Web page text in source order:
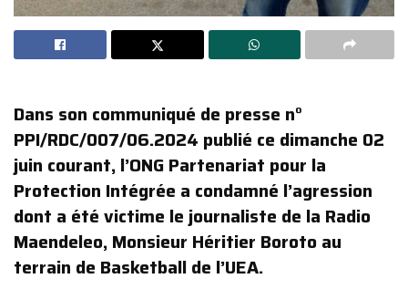
Dans son communiqué de presse n°
PPI/RDC/007/06.2024 publié ce dimanche 02
juin courant, l’ONG Partenariat pour la
Protection Intégrée a condamné l’agression
dont a été victime le journaliste de la Radio
Maendeleo, Monsieur Héritier Boroto au
terrain de Basketball de l’UEA.